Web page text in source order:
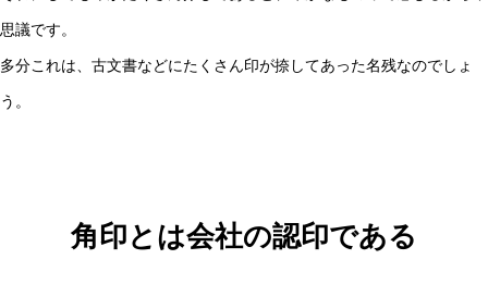
思議です。
多分これは、古文書などにたくさん印が捺してあった名残なのでしょ
う。
角印とは会社の認印である